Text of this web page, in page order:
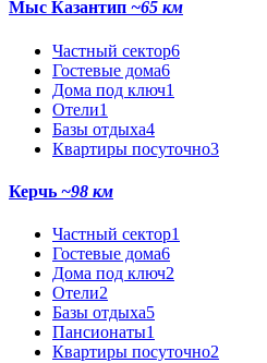
Мыс Казантип ~65 км
Частный сектор6
Гостевые дома6
Дома под ключ1
Отели1
Базы отдыха4
Квартиры посуточно3
Керчь ~98 км
Частный сектор1
Гостевые дома6
Дома под ключ2
Отели2
Базы отдыха5
Пансионаты1
Квартиры посуточно2